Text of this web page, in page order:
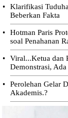
•
Klarifikasi
Beberkan Fakta
•
Hotman Paris
soal Penahanan
•
Viral...Ketua dan
Demonstrasi,
•
Perolehan Gelar
Akademis.?